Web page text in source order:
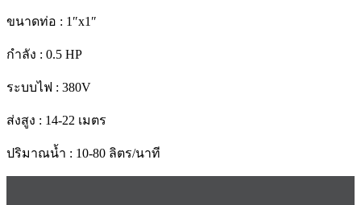
ขนาดท่อ : 1″x1″
กำลัง : 0.5 HP
ระบบไฟ : 380V
ส่งสูง : 14-22 เมตร
ปริมาณน้ำ : 10-80 ลิตร/นาที